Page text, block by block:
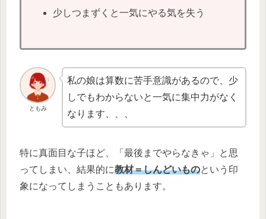
少しつまずくと一気にやる気を失う
ともみ
私の娘は算数に苦手意識があるので、少
しでもわからないと一気に集中力がなく
なります、、、
特に真面目な子ほど、「最後までやらなきゃ」と思
ってしまい、結果的に教材＝しんどいものという印
象になってしまうこともあります。